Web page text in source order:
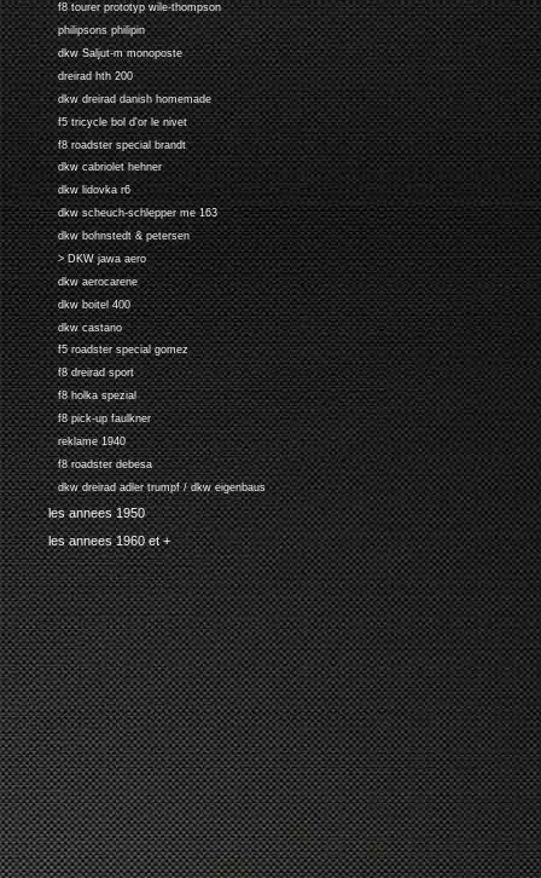
f8 tourer prototyp wile-thompson
philipsons philipin
dkw Saljut-m monoposte
dreirad hth 200
dkw dreirad danish homemade
f5 tricycle bol d'or le nivet
f8 roadster special brandt
dkw cabriolet hehner
dkw lidovka r6
dkw scheuch-schlepper me 163
dkw bohnstedt & petersen
> DKW jawa aero
dkw aerocarene
dkw boitel 400
dkw castano
f5 roadster special gomez
f8 dreirad sport
f8 holka spezial
f8 pick-up faulkner
reklame 1940
f8 roadster debesa
dkw dreirad adler trumpf / dkw eigenbaus
les annees 1950
les annees 1960 et +